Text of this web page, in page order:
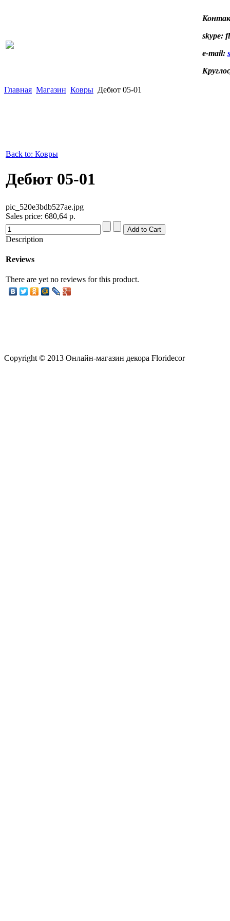
skype:
e-mail:
Главная Магазин Ковры Дебют 05-01
Back to: Ковры
Дебют 05-01
pic_520e3bdb527ae.jpg
Sales price: 680,64 р.
Description
Reviews
There are yet no reviews for this product.
Copyright © 2013 Онлайн-магазин декора Floridecor